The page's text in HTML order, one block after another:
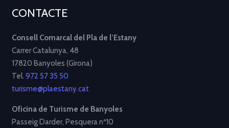
CONTACTE
Consell Comarcal del Pla de l’Estany
Carrer Catalunya, 48
17820 Banyoles (Girona)
Tel. 972 57 35 50
turisme@plaestany.cat
Oficina de Turisme de Banyoles
Passeig Darder, Pesquera nº10